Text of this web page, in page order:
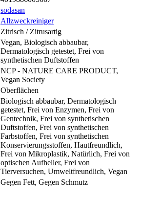
sodasan
Allzweckreiniger
Zitrisch / Zitrusartig
Vegan, Biologisch abbaubar,
Dermatologisch getestet, Frei von
synthetischen Duftstoffen
NCP - NATURE CARE PRODUCT,
Vegan Society
Oberflächen
Biologisch abbaubar, Dermatologisch
getestet, Frei von Enzymen, Frei von
Gentechnik, Frei von synthetischen
Duftstoffen, Frei von synthetischen
Farbstoffen, Frei von synthetischen
Konservierungsstoffen, Hautfreundlich,
Frei von Mikroplastik, Natürlich, Frei von
optischen Aufheller, Frei von
Tierversuchen, Umweltfreundlich, Vegan
Gegen Fett, Gegen Schmutz